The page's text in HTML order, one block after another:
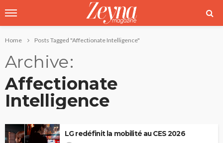
Home Posts Tagged "Affectionate Intelligence"
Archive
Affectionate
Intelligence
LG redéfinit la mobilité au CES 2026